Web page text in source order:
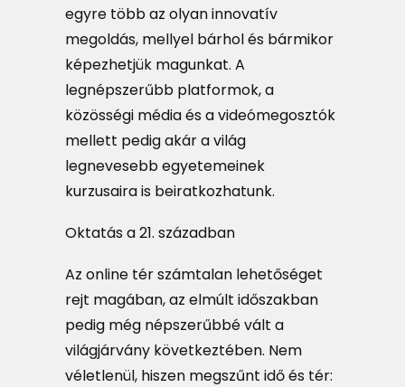
DIÁKHITEL
HU
egyre több az olyan innovatív
megoldás, mellyel bárhol és bármikor
képezhetjük magunkat. A
legnépszerűbb platformok, a
közösségi média és a videómegosztók
mellett pedig akár a világ
legnevesebb egyetemeinek
kurzusaira is beiratkozhatunk.
Oktatás a 21. században
Az online tér számtalan lehetőséget
rejt magában, az elmúlt időszakban
pedig még népszerűbbé vált a
világjárvány következtében. Nem
véletlenül, hiszen megszűnt idő és tér: